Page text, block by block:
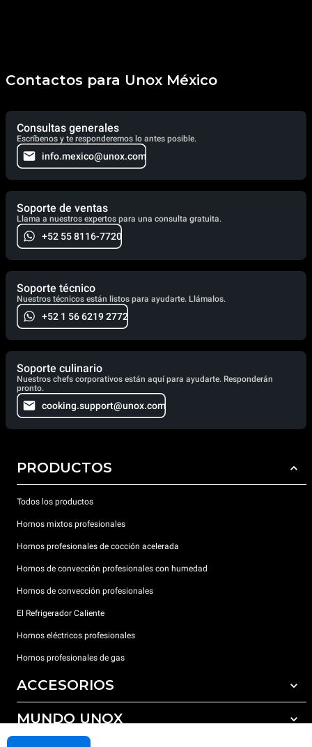
Contactos para Unox México
Consultas generales
Escríbenos y te responderemos lo antes posible.
info.mexico@unox.com
Soporte de ventas
Llama a nuestros expertos para una consulta gratuita.
+52 55 8116-7720
Soporte técnico
Nuestros técnicos están listos para ayudarte. Llámalos.
+52 1 56 6219 2772
Soporte culinario
Nuestros chefs corporativos están aquí para ayudarte. Responderán
pronto.
cooking.support@unox.com
PRODUCTOS
Todos los productos
Hornos mixtos profesionales
Hornos profesionales de cocción acelerada
Hornos de convección profesionales con humedad
Hornos de convección profesionales
El Refrigerador Caliente
Hornos eléctricos profesionales
Hornos profesionales de gas
ACCESORIOS
Todos los accesorios
Detergentes para lavado automático
MUNDO UNOX